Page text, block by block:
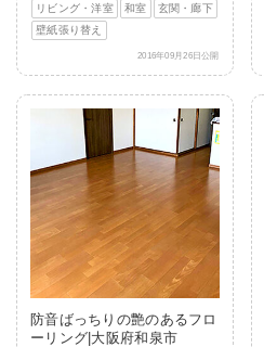
リビング・洋室 和室
玄関・廊下
壁紙張り替え
2016年09月26日公開
防音ばっちりの艶のあるフロ
ーリング|大阪府和泉市